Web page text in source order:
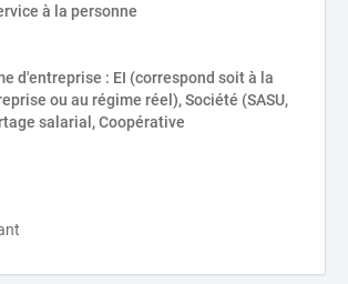
à la personne
d'entreprise : EI (correspond soit à la
ou au régime réel), Société (SASU,
salarial, Coopérative